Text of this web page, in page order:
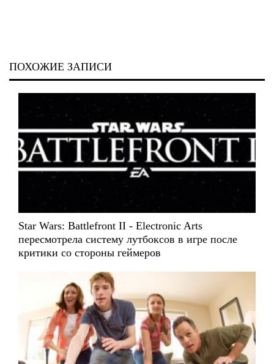
ПОХОЖИЕ ЗАПИСИ
Star Wars: Battlefront II - Electronic Arts
пересмотрела систему лутбоксов в игре после
критики со стороны геймеров